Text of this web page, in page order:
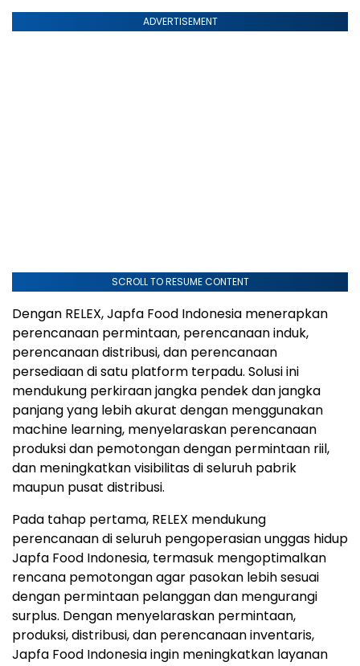
ADVERTISEMENT
SCROLL TO RESUME CONTENT
Dengan RELEX, Japfa Food Indonesia menerapkan
perencanaan permintaan, perencanaan induk,
perencanaan distribusi, dan perencanaan
persediaan di satu platform terpadu. Solusi ini
mendukung perkiraan jangka pendek dan jangka
panjang yang lebih akurat dengan menggunakan
machine learning, menyelaraskan perencanaan
produksi dan pemotongan dengan permintaan riil,
dan meningkatkan visibilitas di seluruh pabrik
maupun pusat distribusi.
Pada tahap pertama, RELEX mendukung
perencanaan di seluruh pengoperasian unggas hidup
Japfa Food Indonesia, termasuk mengoptimalkan
rencana pemotongan agar pasokan lebih sesuai
dengan permintaan pelanggan dan mengurangi
surplus. Dengan menyelaraskan permintaan,
produksi, distribusi, dan perencanaan inventaris,
Japfa Food Indonesia ingin meningkatkan layanan